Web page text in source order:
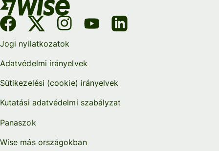
Jogi nyilatkozatok
Adatvédelmi irányelvek
Sütikezelési (cookie) irányelvek
Kutatási adatvédelmi szabályzat
Panaszok
Wise más országokban